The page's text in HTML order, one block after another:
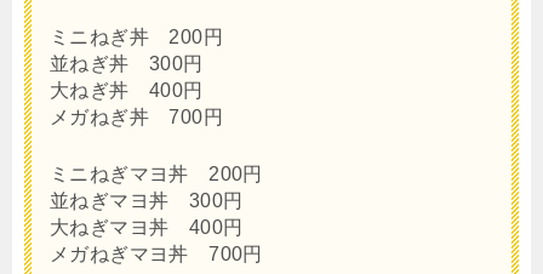
ミニねぎ丼 200円
並ねぎ丼 300円
大ねぎ丼 400円
メガねぎ丼 700円
ミニねぎマヨ丼 200円
並ねぎマヨ丼 300円
大ねぎマヨ丼 400円
メガねぎマヨ丼 700円